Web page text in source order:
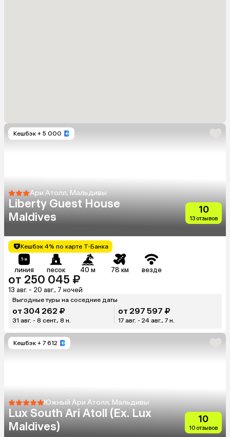
Кешбэк + 5 000
Ари Атолл, Мальдивы
Liberty Guest House
Maldives
10
13 отзывов
Кешбэк 4% по карте Т-Банка
линия песок 40 м 78 км везде
от 250 045 ₽
13 авг. - 20 авг., 7 ночей
Выгодные туры на соседние даты
от 304 262 ₽
31 авг. - 8 сент., 8 н.
от 297 597 ₽
17 авг. - 24 авг., 7 н.
Кешбэк + 7 612
Южный Ари Атолл, Мальдивы
Lux South Ari Atoll (Ex. Lux
Maldives)
10
10 отзывов